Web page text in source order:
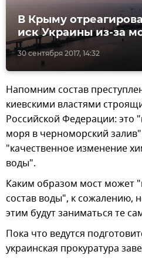
30 сентября 2017, 14:32
В Крыму
иск Украины из-за
Напомним состав
киевскими властями
Российской Федерации: это
моря в черноморский
"качественное изменение
воды".
Каким образом мост может
состав воды", к сожалению,
этим будут заниматься те
Пока что ведутся
украинская прокуратура